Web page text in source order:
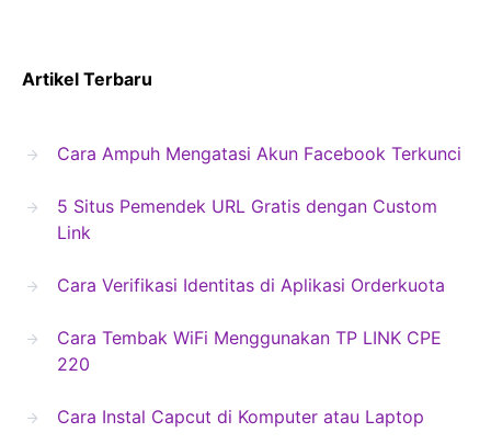
Artikel Terbaru
Cara Ampuh Mengatasi Akun Facebook Terkunci
5 Situs Pemendek URL Gratis dengan Custom
Link
Cara Verifikasi Identitas di Aplikasi Orderkuota
Cara Tembak WiFi Menggunakan TP LINK CPE
220
Cara Instal Capcut di Komputer atau Laptop